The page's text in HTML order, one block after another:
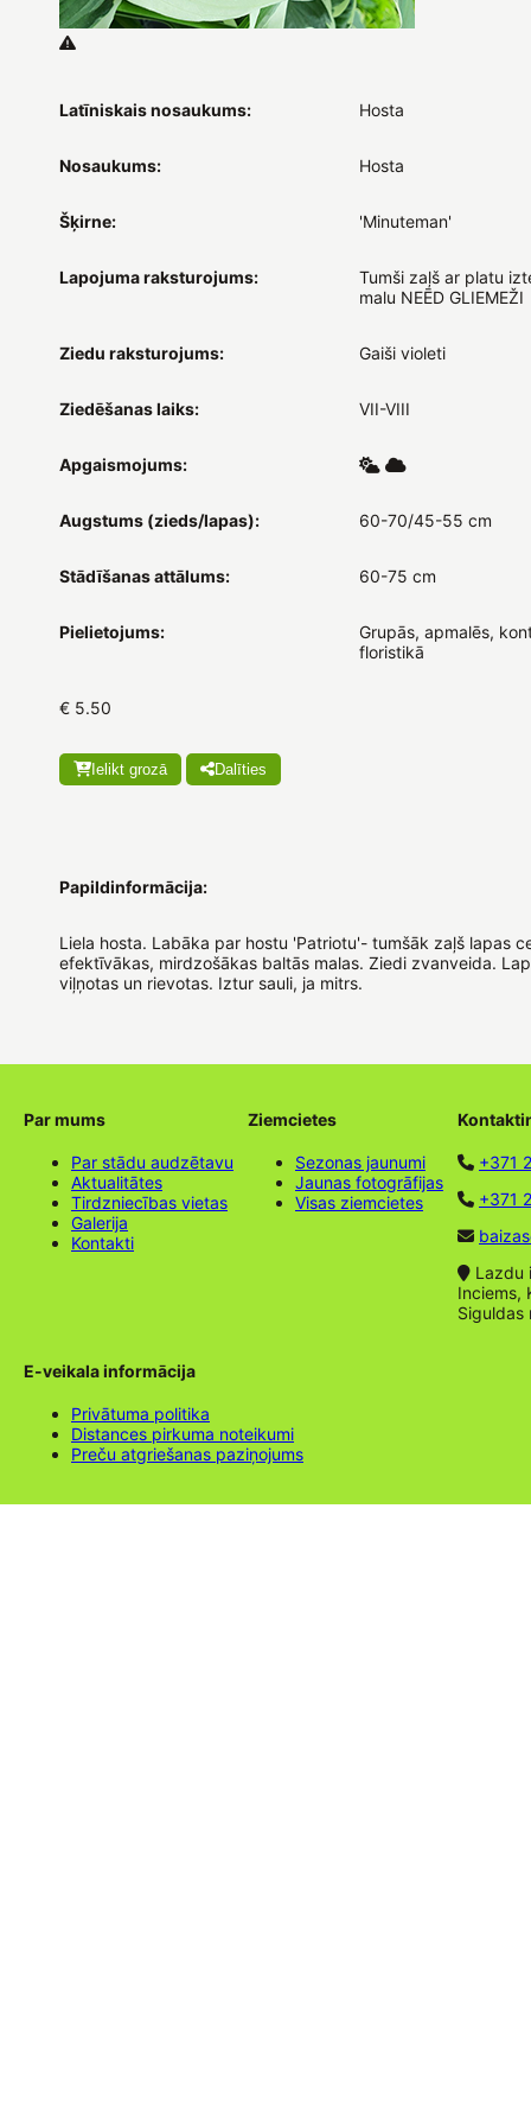
Latīniskais nosaukums: Hosta
Nosaukums: Hosta
Šķirne: 'Minuteman'
Lapojuma raksturojums:
Tumši zaļš ar platu
malu NEĒD GLIEMEŽI
Ziedu raksturojums: Gaiši violeti
Ziedēšanas laiks: VII-VIII
Apgaismojums:
Augstums (zieds/lapas): 60-70/45-55 cm
Stādīšanas attālums: 60-75 cm
Pielietojums:
Grupās, apmalēs,
floristikā
€ 5.50
Ielikt grozā Dalīties
Papildinformācija:
Liela hosta. Labāka par hostu 'Patriotu'- tumšāk zaļš lapas
efektīvākas, mirdzošākas baltās malas. Ziedi zvanveida.
viļņotas un rievotas. Iztur sauli, ja mitrs.
Par mums
Par stādu audzētavu
Aktualitātes
Tirdzniecības vietas
Galerija
Kontakti
Ziemcietes
Sezonas jaunumi
Jaunas fotogrāfijas
Visas ziemcietes
+371
+371
Lazdu
Inciems,
Siguldas
E-veikala informācija
Privātuma politika
Distances pirkuma noteikumi
Preču atgriešanas paziņojums